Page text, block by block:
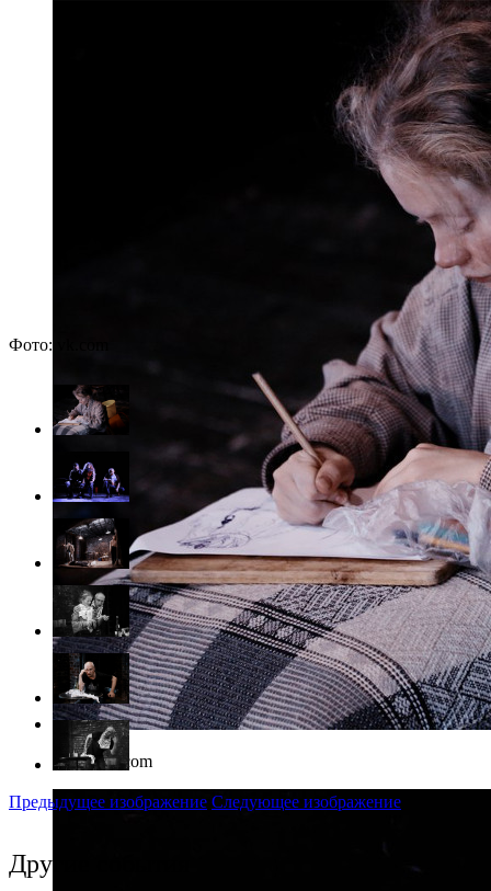
Фото: vk.com
Фото: vk.com
Предыдущее изображение Следующее изображение
Другие события